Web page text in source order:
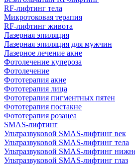
RF-лифтинг тела
Микротоковая терапия
RF-лифтинг живота
Лазерная эпиляция
Лазерная эпиляция для мужчин
Лазерное лечение акне
Фотолечение купероза
Фотолечение
Фототерапия акне
Фототерапия лица
Фототерапия пигментных пятен
Фототерапия постакне
Фототерапия розацеа
SMAS-лифтинг
Ультразвуковой SMAS-лифтинг век
Ультразвуковой SMAS-лифтинг тела
Ультразвуковой SMAS-лифтинг
Ультразвуковой SMAS-лифтинг глаз